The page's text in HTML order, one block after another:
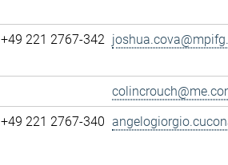
+49 221 2767-342
+49 221 2767-340